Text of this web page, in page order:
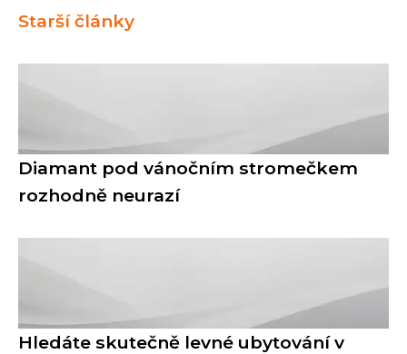
Starší články
Diamant pod vánočním stromečkem
rozhodně neurazí
Hledáte skutečně levné ubytování v